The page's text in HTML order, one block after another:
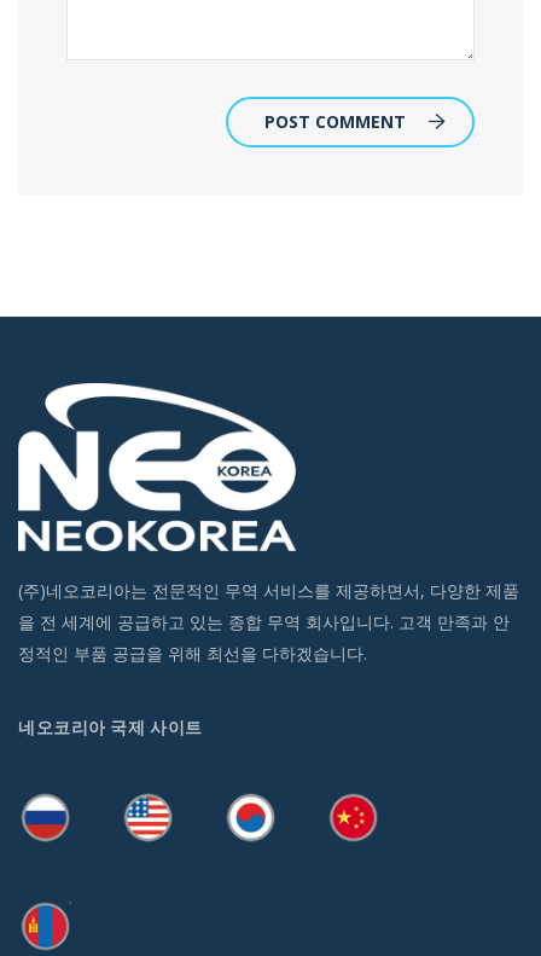
POST COMMENT
(주)네오코리아는 전문적인 무역 서비스를 제공하면서, 다양한 제품
을 전 세계에 공급하고 있는 종합 무역 회사입니다. 고객 만족과 안
정적인 부품 공급을 위해 최선을 다하겠습니다.
네오코리아 국제 사이트